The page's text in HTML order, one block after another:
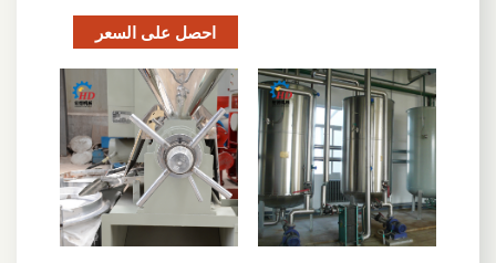
احصل على السعر